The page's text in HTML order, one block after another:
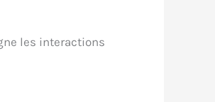
les interactions